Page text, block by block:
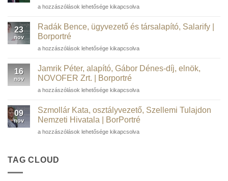
műgyűjtő,
WSTGroup |
Borportré
Józsa
a
Magyar
Tudományos
Akadémia
tagja,
a
volt
|
Borportré
bejegyzéshez
a hozzászólások lehetősége kikapcsolva
23
nov
Radák Bence, ügyvezető és társalapító, Salarify |
Borportré
Radák
ügyvezető
és
Salarify
Borportré
bejegyzéshez
a hozzászólások lehetősége kikapcsolva
16
nov
Jamrik Péter, alapító, Gábor Dénes-díj, elnök,
NOVOFER Zrt. | Borportré
Jamrik
alapító,
Gábor
díj,
Zrt.
a hozzászólások lehetősége kikapcsolva
09
nov
Szmollár Kata, osztályvezető, Szellemi Tulajdon
Nemzeti Hivatala | BorPortré
Szmollár
Szellemi
a hozzászólások lehetősége kikapcsolva
TAG CLOUD